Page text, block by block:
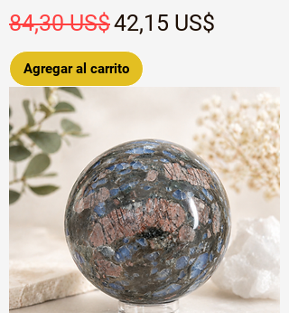
Precio
84,30 US$Precio de oferta
42,15 US$
Agregar al carrito